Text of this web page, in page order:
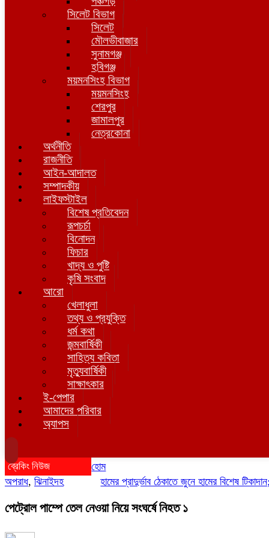
সিলেট বিভাগ
সিলেট
মৌলভীবাজার
সুনামগঞ্জ
হবিগঞ্জ
ময়মনসিংহ বিভাগ
ময়মনসিংহ
শেরপুর
জামালপুর
নেত্রকোনা
অর্থনীতি
রাজনীতি
আইন-আদালত
সম্পাদকীয়
লাইফস্টাইল
বিশেষ প্রতিবেদন
রূপচর্চা
বিনোদন
ফিচার
খাদ্য ও পুষ্টি
কৃষি সংবাদ
আরো
খেলাধুলা
তথ্য ও প্রযুক্তি
ধর্ম কথা
জন্মবার্ষিকী
সাহিত্য কবিতা
মৃত্যুবার্ষিকী
সাক্ষাৎকার
ই-পেপার
আমাদের পরিবার
অ্যাপস
ব্রেকিং নিউজ
হামের প্রাদুর্ভাব ঠেকাতে জুনে হামের বিশেষ টিকাদান;
হোম
অপরাধ, ঝিনাইদহ
পেট্রোল পাম্পে তেল নেওয়া নিয়ে সংঘর্ষে নিহত ১